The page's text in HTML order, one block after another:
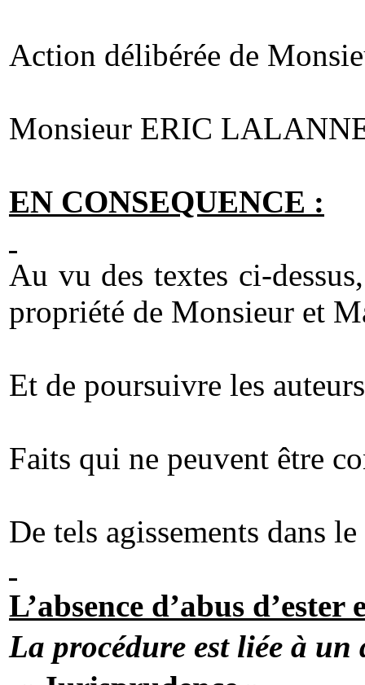
Action délibérée de
Monsieur ERIC LALANNE
EN CONSEQUENCE :
Au vu des textes ci-
propriété de Monsieur et
Et de poursuivre les
Faits qui ne peuvent être
De tels agissements dans
L’absence d’abus d’ester
La procédure est liée à un